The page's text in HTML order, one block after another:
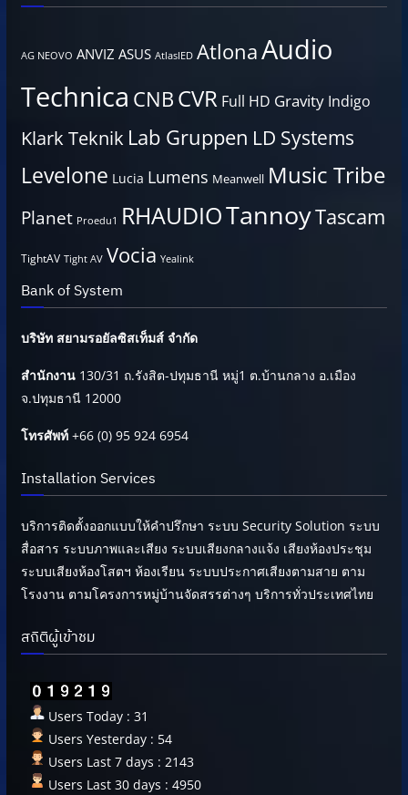
AG NEOVO ANVIZ ASUS AtlasIED AtlonaAudio
Technica CNBCVR Full HD Gravity Indigo
Klark Teknik Lab Gruppen LD Systems
Levelone Lucia Lumens Meanwell Music Tribe
Planet Proedu1 RHAUDIOTannoyTascam
TightAV Tight AV Vocia Yealink
Bank of System
บริษัท สยามรอยัลซิสเท็มส์ จำกัด
สำนักงาน130/31 ถ.รังสิต-ปทุมธานี หมู่1 ต.บ้านกลาง อ.เมือง
จ.ปทุมธานี 12000
โทรศัพท์+66 (0) 95 924 6954
Installation Services
บริการติดตั้งออกแบบให้คำปรึกษา ระบบ Security Solution ระบบ
สื่อสาร ระบบภาพและเสียง ระบบเสียงกลางแจ้ง เสียงห้องประชุม
ระบบเสียงห้องโสตฯ ห้องเรียน ระบบประกาศเสียงตามสาย ตาม
โรงงาน ตามโครงการหมู่บ้านจัดสรรต่างๆ บริการทั่วประเทศไทย
สถิติผู้เข้าชม
Users Today : 31
Users Yesterday : 54
Users Last 7 days : 2143
Users Last 30 days : 4950